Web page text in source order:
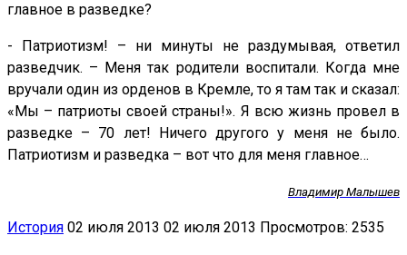
главное в разведке?
- Патриотизм! – ни минуты не раздумывая, ответил
разведчик. – Меня так родители воспитали. Когда мне
вручали один из орденов в Кремле, то я там так и сказал:
«Мы – патриоты своей страны!». Я всю жизнь провел в
разведке – 70 лет! Ничего другого у меня не было.
Патриотизм и разведка – вот что для меня главное…
Владимир Малышев
История 02 июля 2013 02 июля 2013 Просмотров: 2535